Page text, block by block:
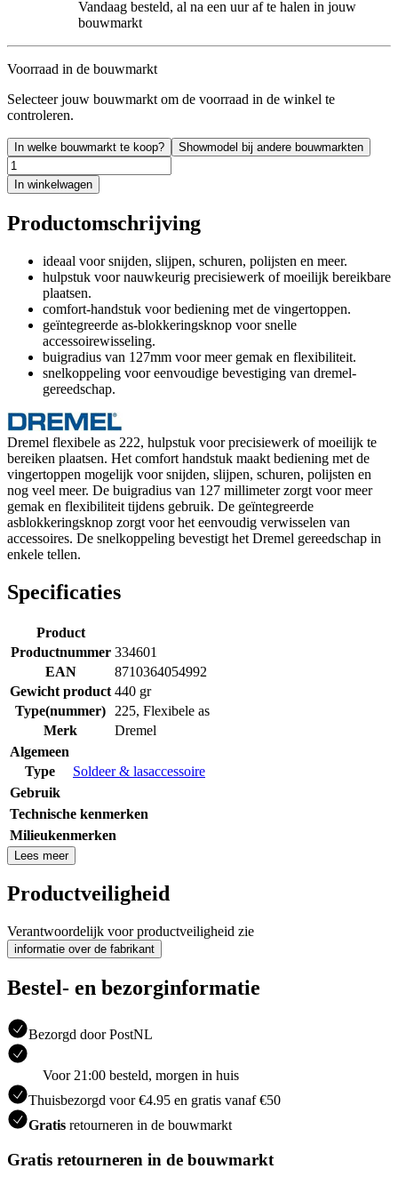
Vandaag besteld, al na een uur af te halen in jouw
bouwmarkt
Voorraad in de bouwmarkt
Selecteer jouw bouwmarkt om de voorraad in de winkel te
controleren.
In welke bouwmarkt te koop? Showmodel bij andere bouwmarkten
In winkelwagen
Productomschrijving
ideaal voor snijden, slijpen, schuren, polijsten en meer.
hulpstuk voor nauwkeurig precisiewerk of moeilijk bereikbare
plaatsen.
comfort-handstuk voor bediening met de vingertoppen.
geïntegreerde as-blokkeringsknop voor snelle
accessoirewisseling.
buigradius van 127mm voor meer gemak en flexibiliteit.
snelkoppeling voor eenvoudige bevestiging van dremel-
gereedschap.
Dremel flexibele as 222, hulpstuk voor precisiewerk of moeilijk te
bereiken plaatsen. Het comfort handstuk maakt bediening met de
vingertoppen mogelijk voor snijden, slijpen, schuren, polijsten en
nog veel meer. De buigradius van 127 millimeter zorgt voor meer
gemak en flexibiliteit tijdens gebruik. De geïntegreerde
asblokkeringsknop zorgt voor het eenvoudig verwisselen van
accessoires. De snelkoppeling bevestigt het Dremel gereedschap in
enkele tellen.
Specificaties
Product
Productnummer 334601
EAN
8710364054992
Gewicht product 440 gr
Type(nummer)
225, Flexibele as
Merk
Dremel
Algemeen
Type
Soldeer & lasaccessoire
Gebruik
Technische kenmerken
Milieukenmerken
Lees meer
Productveiligheid
Verantwoordelijk voor productveiligheid zie
informatie over de fabrikant
Bestel- en bezorginformatie
Bezorgd door PostNL
Voor 21:00 besteld, morgen in huis
Thuisbezorgd voor €4.95 en gratis vanaf €50
Gratis retourneren in de bouwmarkt
Gratis retourneren in de bouwmarkt